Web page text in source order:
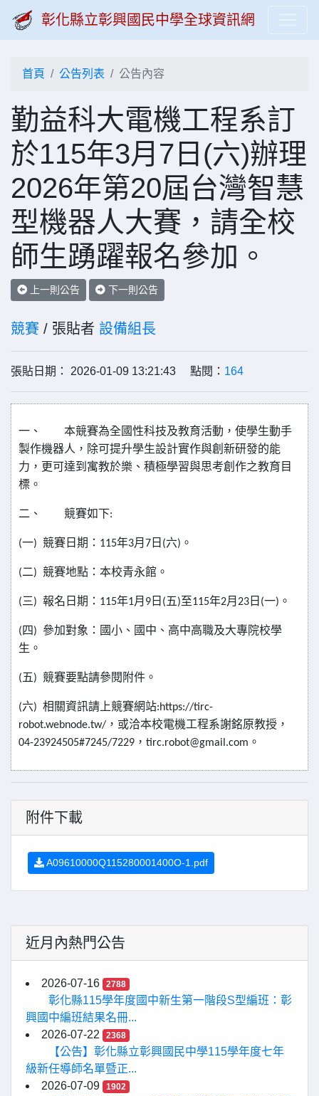
彰化縣立彰興國民中學全球資訊網
首頁 公告列表 公告內容
勤益科大電機工程系訂
於115年3月7日(六)辦理
2026年第20屆台灣智慧
型機器人大賽，請全校
師生踴躍報名參加。
上一則公告 下一則公告
競賽 / 張貼者 設備組長
張貼日期： 2026-01-09 13:21:43 點閱： 164
一、
本競賽為全國性科技及教育活動，使學生動手
製作機器人，除可提升學生設計實作與創新研發的能
力，更可達到寓教於樂、積極學習與思考創作之教育目
標。
二、 競賽如下:
(一) 競賽日期： 115年3月 7 日 (六) 。
(二) 競賽地點：本校青永館。
(三) 報名日期： 115年1月 9 日 (五)至115年2月 23 日 (一) 。
(四) 參加對象：國小、國中、高中高職及大專院校學
生。
(五) 競賽要點請參閱附件。
(六) 相關資訊請上競賽網站:https://tirc-
robot.webnode.tw/ ，或洽本校電機工程系謝銘原教授，
04-23924505#7245/7229 ， tirc.robot@gmail.com 。
附件下載
A09610000Q115280001400O-1.pdf
近月內熱門公告
2026-07-16 2788
彰化縣115學年度國中新生第一階段S型編班：彰
興國中編班結果名冊...
2026-07-22
2368
【公告】彰化縣立彰興國民中學115學年度七年
級新任導師名單暨正...
2026-07-09
1902